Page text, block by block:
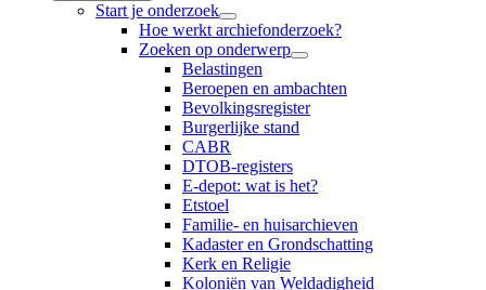
Start je onderzoek
Hoe werkt archiefonderzoek?
Zoeken op onderwerp
Belastingen
Beroepen en ambachten
Bevolkingsregister
Burgerlijke stand
CABR
DTOB-registers
E-depot: wat is het?
Etstoel
Familie- en huisarchieven
Kadaster en Grondschatting
Kerk en Religie
Koloniën van Weldadigheid